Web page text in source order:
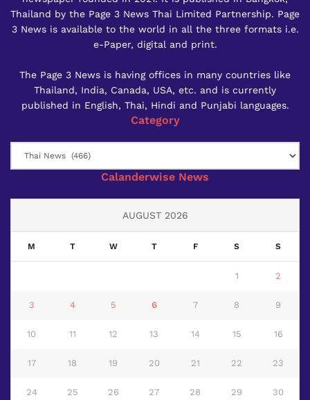
Thailand by the Page 3 News Thai Limited Partnership. Page
3 News is available to the world in all the three formats i.e.
e-Paper, digital and print.
The Page 3 News is having offices in many countries like
Thailand, India, Canada, USA, etc. and is currently
published in English, Thai, Hindi and Punjabi languages.
Category
Calanderwise News
AUGUST 2026
M T W T F S S
1 2
3 4 5 6 7 8 9
10 11 12 13 14 15 16
17 18 19 20 21 22 23
24 25 26 27 28 29 30